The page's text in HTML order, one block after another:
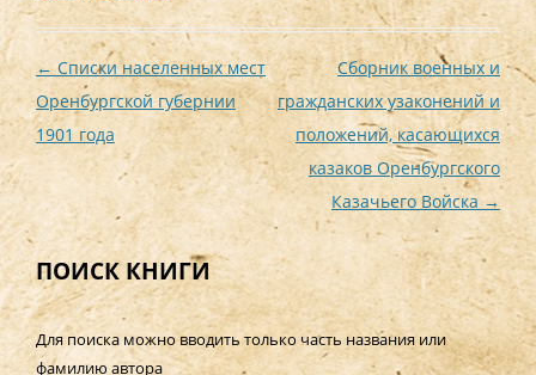
Навигация
по
записям
← Списки населенных мест
Оренбургской губернии
1901 года
Сборник военных и
гражданских узаконений и
положений, касающихся
казаков Оренбургского
Казачьего Войска→
ПОИСК КНИГИ
Для поиска можно вводить только часть названия или
фамилию автора